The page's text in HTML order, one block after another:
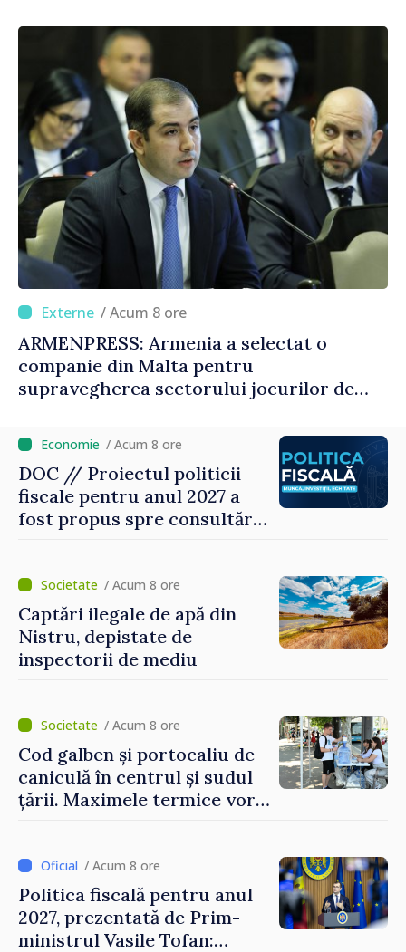
/ Acum 8 ore
ARMENPRESS: Armenia a selectat o
companie din Malta pentru
supravegherea sectorului jocurilor de
/ Acum 8 ore
DOC // Proiectul politicii
fiscale pentru anul 2027 a
fost propus spre consultări
/ Acum 8 ore
Captări ilegale de apă din
Nistru, depistate de
inspectorii de mediu
/ Acum 8 ore
Cod galben și portocaliu de
caniculă în centrul și sudul
țării. Maximele termice vor
/ Acum 8 ore
Politica fiscală pentru anul
2027, prezentată de Prim-
ministrul Vasile Tofan: